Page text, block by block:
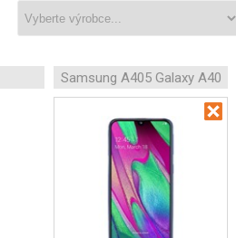
Samsung A405 Galaxy A40